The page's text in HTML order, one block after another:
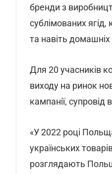
бренди з
сублімованих ягід,
та навіть
Для 20 учасників
виходу на ринок
кампанії, супровід
«У 2022 році
українських
розглядають